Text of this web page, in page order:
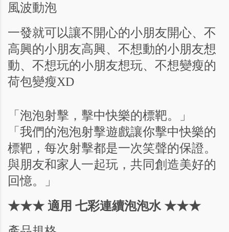
風波動泡
一發就可以讓不開心的小朋友開心、不
高興的小朋友高興、不想動的小朋友想
動、不想玩的小朋友想玩、不想變瘦的
荷包變瘦XD
「泡泡射擊，擊中快樂的標靶。」
「我們的泡泡射擊遊戲讓你擊中快樂的
標靶，每次射擊都是一次笑聲的保證。
與朋友和家人一起玩，共同創造美好的
回憶。」
★★★ 適用 七彩連續泡泡水 ★★★